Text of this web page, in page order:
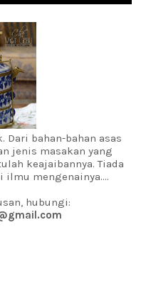
Dari bahan-bahan asas
jenis masakan yang
keajaibannya. Tiada
mengenainya....
hubungi: